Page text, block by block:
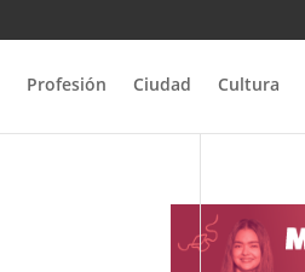
Profesión Ciudad Cultura